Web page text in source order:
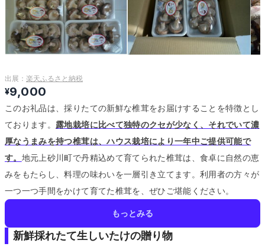
出展： 楽天ふるさと納税
¥9,000
このお礼品は、採りたての新鮮な椎茸をお届けすることを特徴とし
ております。 露地栽培に比べて独特のクセが少なく、それでいて濃
厚なうまみを持つ椎茸は、ハウス栽培により一年中ご提供可能で
す。 地元上砂川町で丹精込めて育てられた椎茸は、食卓に自然の恵
みをもたらし、料理の味わいを一層引き立てます。利用者の方々が
一つ一つ手間をかけて育てた椎茸を、ぜひご堪能ください。
もっとみる
新鮮採れたて生しいたけの贈り物